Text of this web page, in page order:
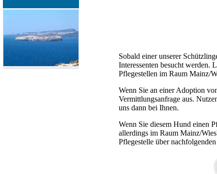
Sobald einer unserer
Interessenten besucht werden.
Pflegestellen im Raum Mainz/
Wenn Sie an einer Adoption
Vermittlungsanfrage aus.
uns dann bei Ihnen.
Wenn Sie diesem Hund einen
allerdings im Raum Mainz/
Pflegestelle über